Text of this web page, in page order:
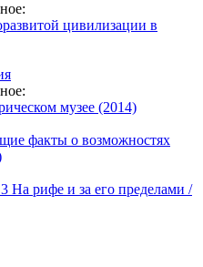
цивилизации в
музее (2014)
факты о возможностях
На рифе и за его пределами /